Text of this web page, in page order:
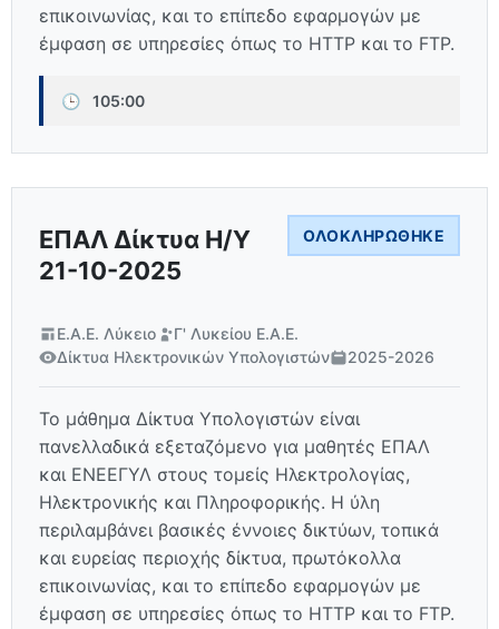
επικοινωνίας, και το επίπεδο εφαρμογών με
έμφαση σε υπηρεσίες όπως το HTTP και το FTP.
🕒 105:00
ΕΠΑΛ Δίκτυα Η/Υ
21-10-2025
ΟΛΟΚΛΗΡΏΘΗΚΕ
Ε.Α.Ε. Λύκειο
Γ' Λυκείου Ε.Α.Ε.
Δίκτυα Ηλεκτρονικών Υπολογιστών
2025-2026
Το μάθημα Δίκτυα Υπολογιστών είναι
πανελλαδικά εξεταζόμενο για μαθητές ΕΠΑΛ
και ΕΝΕΕΓΥΛ στους τομείς Ηλεκτρολογίας,
Ηλεκτρονικής και Πληροφορικής. Η ύλη
περιλαμβάνει βασικές έννοιες δικτύων, τοπικά
και ευρείας περιοχής δίκτυα, πρωτόκολλα
επικοινωνίας, και το επίπεδο εφαρμογών με
έμφαση σε υπηρεσίες όπως το HTTP και το FTP.